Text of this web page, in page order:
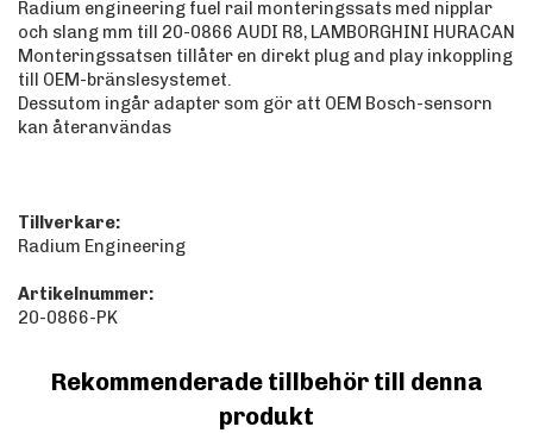
Radium engineering fuel rail monteringssats med nipplar
och slang mm till 20-0866 AUDI R8, LAMBORGHINI HURACAN
Monteringssatsen tillåter en direkt plug and play inkoppling
till OEM-bränslesystemet.
Dessutom ingår adapter som gör att OEM Bosch-sensorn
kan återanvändas
Tillverkare:
Radium Engineering
Artikelnummer:
20-0866-PK
Rekommenderade tillbehör till denna
produkt